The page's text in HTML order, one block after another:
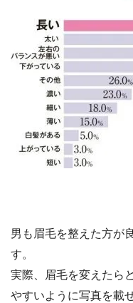
男も眉毛を整えた方が
す。
実際、眉毛を変えたら
やすいように写真を載